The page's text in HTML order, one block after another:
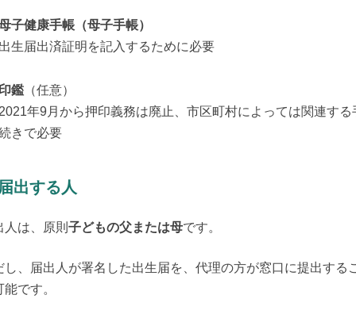
子健康手帳（母子手帳）
生届出済証明を記入するために必要
鑑 （任意）
年9月から押印義務は廃止、市区町村によっては関連する
きで必要
出する人
人は、原則 子どもの父または母です。
し、届出人が署名した出生届を、代理の方が窓口に提出する
能です。